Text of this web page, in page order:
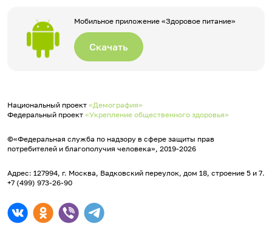
Мобильное приложение «Здоровое питание»
Скачать
Национальный проект «Демография»
Федеральный проект «Укрепление общественного здоровья»
©«Федеральная служба по надзору в сфере защиты прав
потребителей и благополучия человека», 2019-2026
Адрес: 127994, г. Москва, Вадковский переулок, дом 18, строение 5 и 7.
+7 (499) 973-26-90